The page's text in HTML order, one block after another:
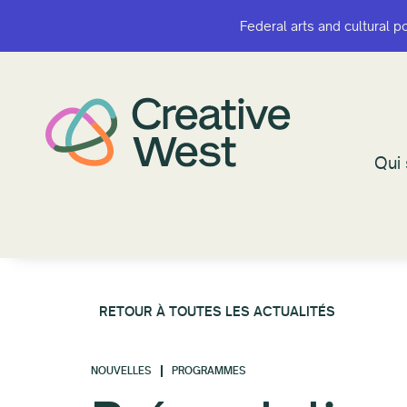
Federal arts and cultural
Qui
Federal arts and cultural
Qui
RETOUR À TOUTES LES ACTUALITÉS
NOUVELLES PROGRAMMES